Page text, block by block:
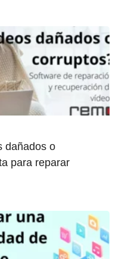
dañados o
para reparar